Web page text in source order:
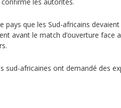
pays que les Sud-africains
avant le match d’ouverture face
sud-africaines ont demandé des